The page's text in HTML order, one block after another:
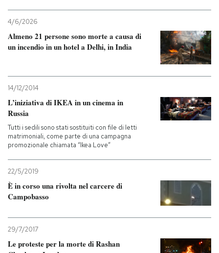
4/6/2026
Almeno 21 persone sono morte a causa di
un incendio in un hotel a Delhi, in India
14/12/2014
L’iniziativa di IKEA in un cinema in
Russia
Tutti i sedili sono stati sostituiti con file di letti
matrimoniali, come parte di una campagna
promozionale chiamata “Ikea Love”
22/5/2019
È in corso una rivolta nel carcere di
Campobasso
29/7/2017
Le proteste per la morte di Rashan